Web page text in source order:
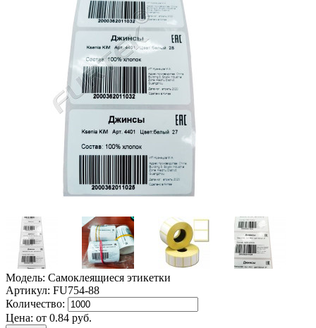
Модель: Самоклеящиеся этикетки
Артикул: FU754-88
Количество:
Цена: от 0.84 руб.